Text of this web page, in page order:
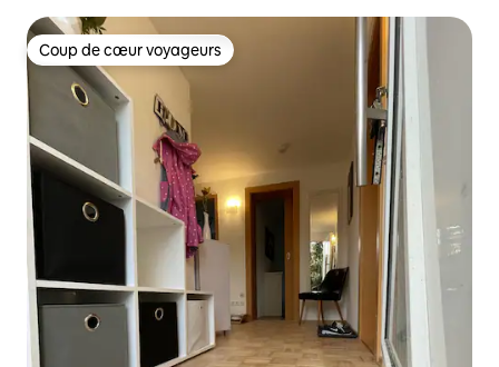
Coup de cœur voyageurs
Coup de cœur voyageurs